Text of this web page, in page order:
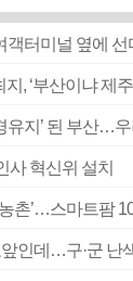
객터미널 옆에 선
, ‘부산이냐 제
유지’ 된 부산…
사 혁신위 설치
촌’…스마트팜
인데…구·군 난